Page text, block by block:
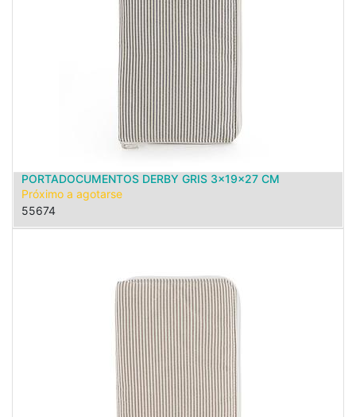
PORTADOCUMENTOS DERBY GRIS 3x19x27 CM
Próximo a agotarse
55674